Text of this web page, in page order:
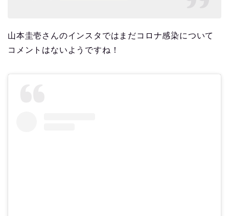
山本圭壱さんのインスタではまだコロナ感染について
コメントはないようですね！